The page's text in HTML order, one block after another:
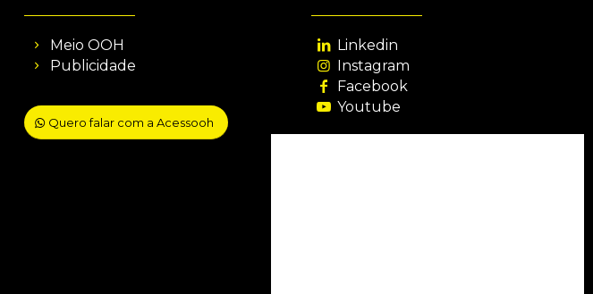
Meio OOH
Publicidade
Quero falar com a Acessooh
Linkedin
Instagram
Facebook
Youtube